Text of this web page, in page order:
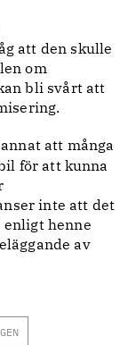
att den skulle
om
bli svårt att
att många
för att kunna
inte att det
enligt henne
av